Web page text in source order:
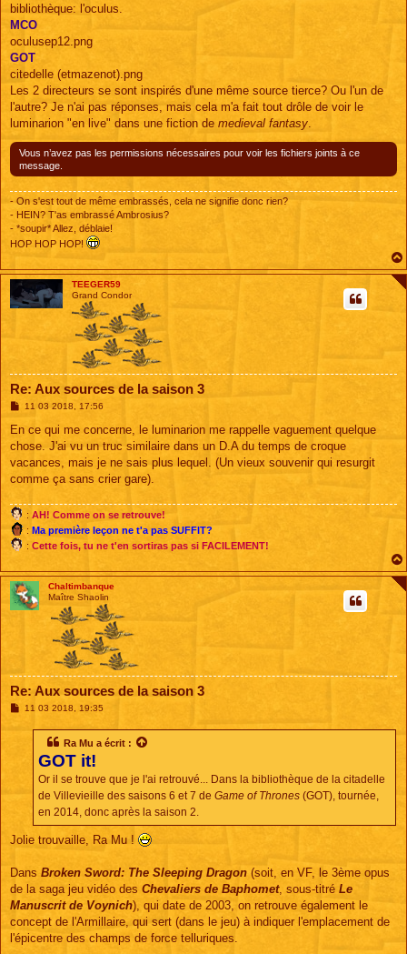
bibliothèque: l'oculus.
MCO
oculusep12.png
GOT
citedelle (etmazenot).png
Les 2 directeurs se sont inspirés d'une même source tierce? Ou l'un de
l'autre? Je n'ai pas réponses, mais cela m'a fait tout drôle de voir le
luminarion "en live" dans une fiction de medieval fantasy
Vous n’avez pas les permissions nécessaires pour voir les fichiers joints à ce
message.
- On s'est tout de même embrassés, cela ne signifie donc rien?
- HEIN? T'as embrassé Ambrosius?
- *soupir* Allez, déblaie!
HOP HOP HOP!
TEEGER59
Grand Condor
Re: Aux sources de la saison 3
M
s
a
g
11 03 2018, 17:56
En ce qui me concerne, le luminarion me rappelle vaguement quelque
chose. J'ai vu un truc similaire dans un D.A du temps de croque
vacances, mais je ne sais plus lequel. (Un vieux souvenir qui resurgit
comme ça sans crier gare).
: AH! Comme on se retrouve!
: Ma première leçon ne t'a pas SUFFIT?
: Cette fois, tu ne t'en sortiras pas si FACILEMENT!
Chaltimbanque
Maître Shaolin
Re: Aux sources de la saison 3
M11 03 2018, 19:35
Ra Mu a écrit :
GOT it!
Or il se trouve que je l'ai retrouvé... Dans la bibliothèque de la citadelle
de Villevieille des saisons 6 et 7 de Game of Thrones (GOT), tournée,
en 2014, donc après la saison 2.
Jolie trouvaille, Ra Mu !
Dans Broken Sword: The Sleeping Dragon (soit, en VF, le 3ème opus
de la saga jeu vidéo des Chevaliers de Baphomet, sous-titré Le
Manuscrit de Voynich), qui date de 2003, on retrouve également le
concept de l'Armillaire, qui sert (dans le jeu) à indiquer l'emplacement de
l'épicentre des champs de force telluriques.